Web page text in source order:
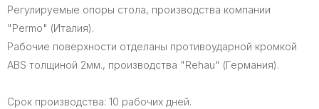
Регулируемые опоры стола, производства компании
"Permo" (Италия).
Рабочие поверхности отделаны противоударной кромкой
ABS толщиной 2мм., производства "Rehau" (Германия).
Срок производства: 10 рабочих дней.